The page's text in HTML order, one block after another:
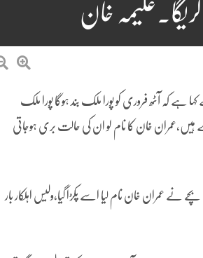
کہ آٹھ فروری کو پورا ملک بند ہوگا پورا ملک
ہیں،عمران خان کا نام لو ان کی حالت بری ہوجاتی
نے عمران خان نام لیا اسے پکڑا گیا،ولیس اہلکار بار